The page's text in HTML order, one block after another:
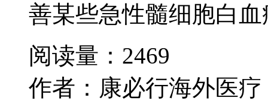
善某些急性髓细胞白
阅读量：2469
作者：康必行海外医疗